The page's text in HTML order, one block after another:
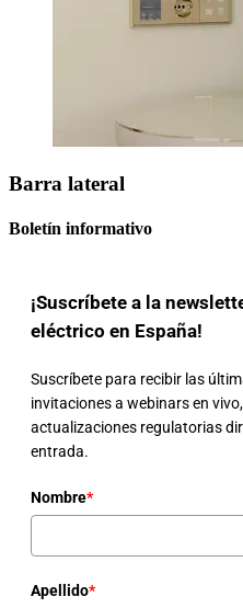
Barra lateral
Boletín informativo
¡Suscríbete a la
eléctrico en España!
Suscríbete para recibir las
invitaciones a webinars en
actualizaciones regulatorias
entrada.
Nombre*
Apellido*